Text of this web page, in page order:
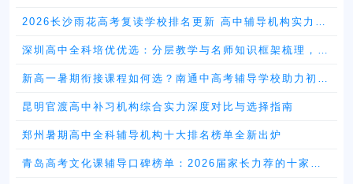
2026长沙雨花高考复读学校排名更新 高中辅导机构实力榜
深圳高中全科培优优选：分层教学与名师知识框架梳理，驱
新高一暑期衔接课程如何选？南通中高考辅导学校助力初升
昆明官渡高中补习机构综合实力深度对比与选择指南
郑州暑期高中全科辅导机构十大排名榜单全新出炉
青岛高考文化课辅导口碑榜单：2026届家长力荐的十家实